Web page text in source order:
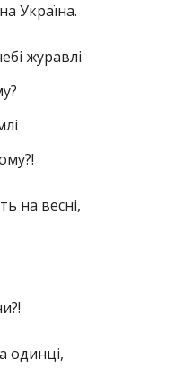
Україна.
журавлі
на весні,
одинці,